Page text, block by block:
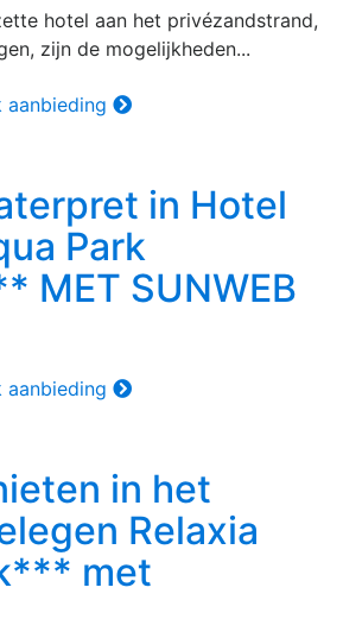
hotel aan het privézandstrand,
zijn de mogelijkheden...
aanbieding
in Hotel
Park
MET SUNWEB
aanbieding
in het
Relaxia
met